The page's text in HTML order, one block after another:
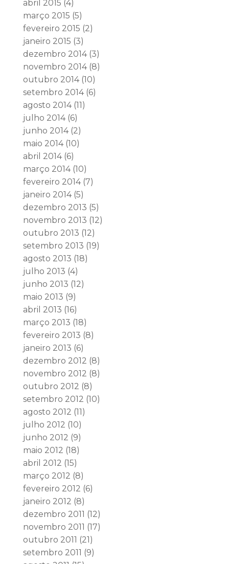
abril 2015 (4)
março 2015 (5)
fevereiro 2015 (2)
janeiro 2015 (3)
dezembro 2014(3)
novembro 2014(8)
outubro 2014(10)
setembro 2014(6)
agosto 2014(11)
julho 2014(6)
junho 2014(2)
maio 2014(10)
abril 2014(6)
março 2014(10)
fevereiro 2014(7)
janeiro 2014(5)
dezembro 2013 (5)
novembro 2013 (12)
outubro 2013 (12)
setembro 2013 (19)
agosto 2013 (18)
julho 2013 (4)
junho 2013 (12)
maio 2013 (9)
abril 2013 (16)
março 2013 (18)
fevereiro 2013 (8)
janeiro 2013 (6)
dezembro 2012 (8)
novembro 2012 (8)
outubro 2012 (8)
setembro 2012 (10)
agosto 2012 (11)
julho 2012 (10)
junho 2012 (9)
maio 2012 (18)
abril 2012 (15)
março 2012 (8)
fevereiro 2012 (6)
janeiro 2012 (8)
dezembro 2011 (12)
novembro 2011 (17)
outubro 2011 (21)
setembro 2011 (9)